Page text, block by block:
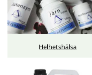
Helhetshälsa